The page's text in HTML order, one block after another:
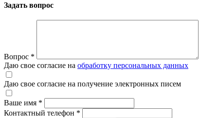
Задать вопрос
Вопрос *
Даю свое согласие на обработку персональных данных
Даю свое согласие на получение электронных писем
Ваше имя *
Контактный телефон *